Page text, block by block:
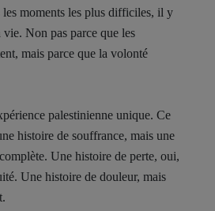
moments les plus difficiles, il y
vie. Non pas parce que les
mais parce que la volonté
palestinienne unique. Ce
histoire de souffrance, mais une
Une histoire de perte, oui,
Une histoire de douleur, mais